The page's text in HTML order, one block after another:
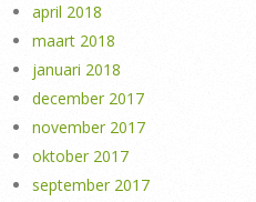
april 2018
maart 2018
januari 2018
december 2017
november 2017
oktober 2017
september 2017